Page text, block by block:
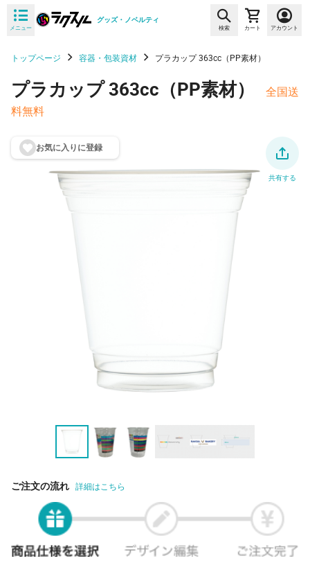
メニュー
グッズ・ノベルティ
検索 カート アカウント
トップページ 容器・包装資材 プラカップ 363cc（PP素材）
プラカップ 363cc（PP素材）
全国送
料無料
お気に入りに登録
共有する
ご注文の流れ 詳細はこちら